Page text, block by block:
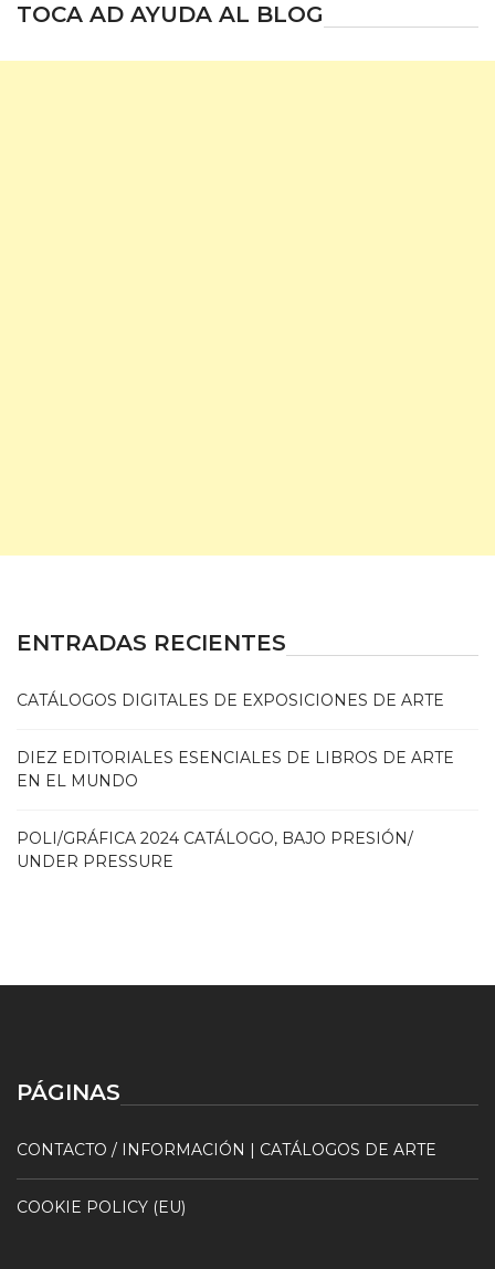
TOCA AD AYUDA AL BLOG
ENTRADAS RECIENTES
CATÁLOGOS DIGITALES DE EXPOSICIONES DE ARTE
DIEZ EDITORIALES ESENCIALES DE LIBROS DE ARTE
EN EL MUNDO
POLI/GRÁFICA 2024 CATÁLOGO, BAJO PRESIÓN/
UNDER PRESSURE
PÁGINAS
CONTACTO / INFORMACIÓN | CATÁLOGOS DE ARTE
COOKIE POLICY (EU)